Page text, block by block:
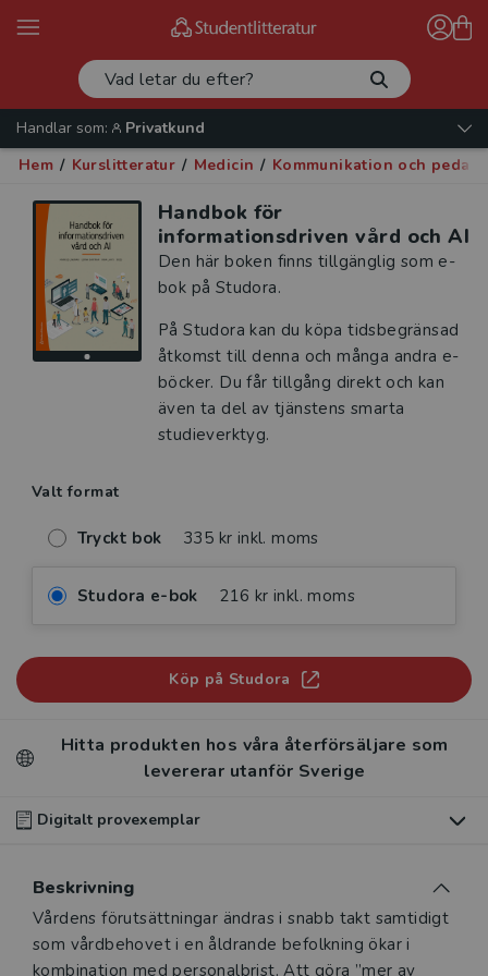
Handlar som:
Privatkund
Hem / Kurslitteratur / Medicin / Kommunikation och
Handbok för
informationsdriven vård och AI
Den här boken finns tillgänglig som e-
bok på Studora.
På Studora kan du köpa tidsbegränsad
åtkomst till denna och många andra e-
böcker. Du får tillgång direkt och kan
även ta del av tjänstens smarta
studieverktyg.
Valt format
Tryckt bok 335 kr inkl. moms
Studora e-bok 216 kr inkl. moms
Köp på Studora
Hitta produkten hos våra återförsäljare som
levererar utanför Sverige
Digitalt provexemplar
digitalt provexemplar av den här produkten
Våra digitala provexemplar tillhandahålls via Studora.se
och ger dig tillgång till boken under 180 dagar. Observera
Beskrivning
Beskrivning
Vårdens förutsättningar ändras i snabb takt samtidigt
som vårdbehovet i en åldrande befolkning ökar i
kombination med personalbrist. Att göra ”mer av